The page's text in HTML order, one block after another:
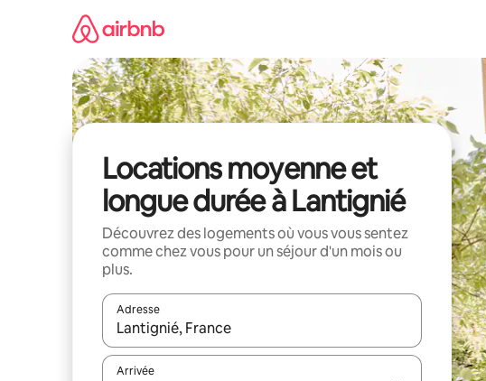
Locations moyenne et
longue durée à Lantignié
Découvrez des logements où vous vous sentez
comme chez vous pour un séjour d'un mois ou
plus.
Adresse
Lorsque les résultats s'affichent, utilisez les flèches vers le
Arrivée